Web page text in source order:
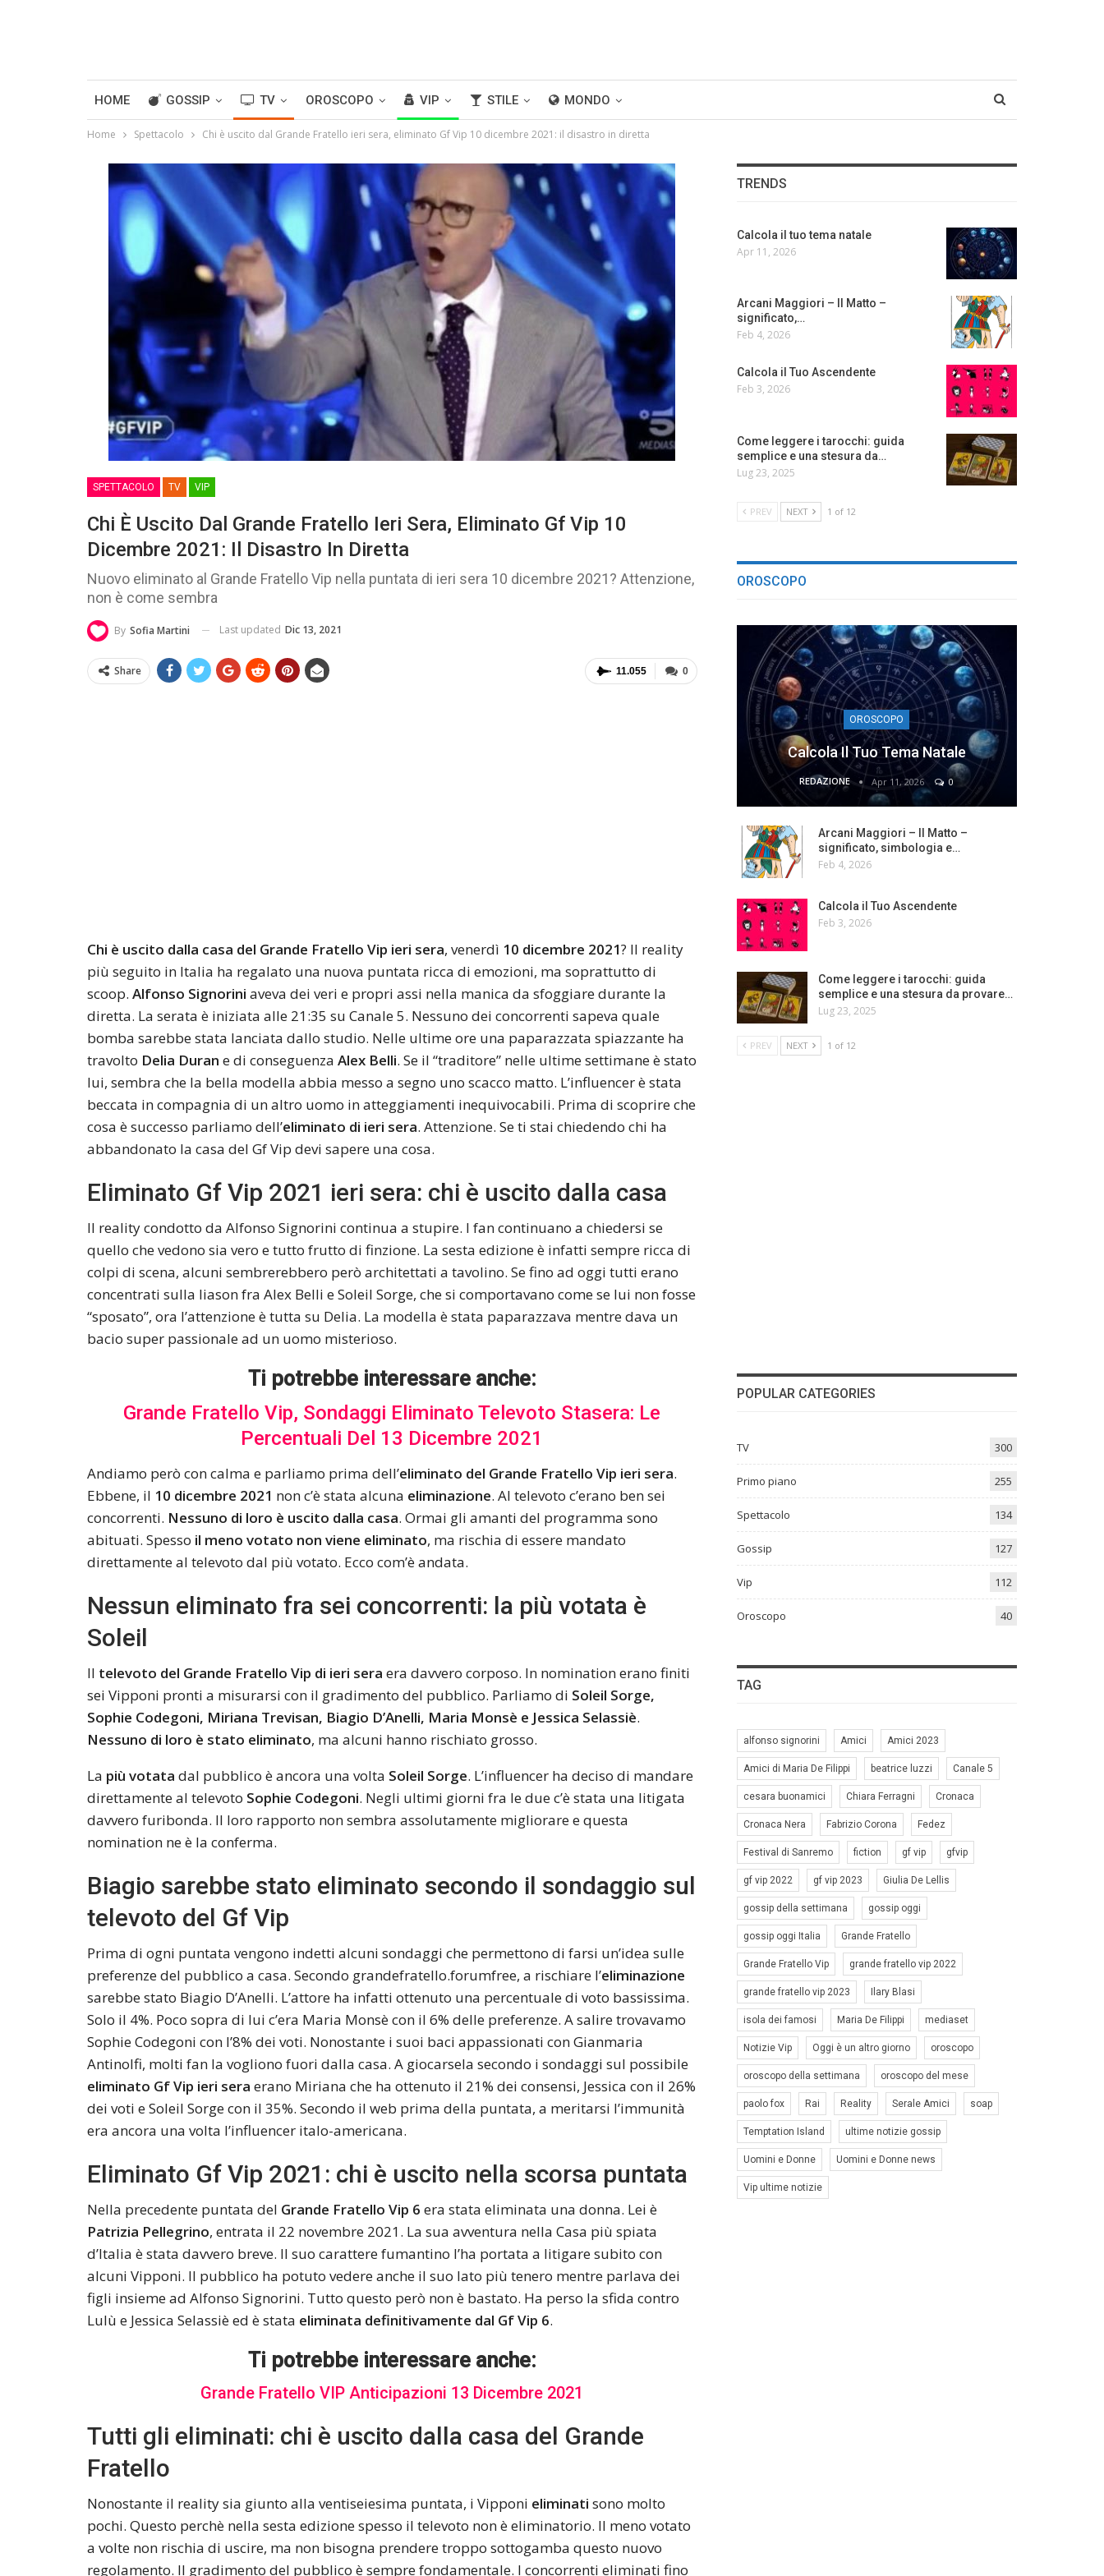
HOME GOSSIP TV OROSCOPO VIP STILE MONDO
Home Spettacolo Chi è uscito dal Grande Fratello ieri sera, eliminato Gf Vip 10 dicembre 2021: il disastro in diretta
SPETTACOLO TV VIP
Chi È Uscito Dal Grande Fratello Ieri Sera, Eliminato Gf Vip 10
Dicembre 2021: Il Disastro In Diretta
Nuovo eliminato al Grande Fratello Vip nella puntata di ieri sera 10 dicembre 2021? Attenzione,
non è come sembra
By Sofia Martini Last updated Dic 13, 2021
0
11.055
Share
Chi è uscito dalla casa del Grande Fratello Vip ieri sera, venerdì 10 dicembre 2021? Il reality
più seguito in Italia ha regalato una nuova puntata ricca di emozioni, ma soprattutto di
scoop. Alfonso Signorini aveva dei veri e propri assi nella manica da sfoggiare durante la
diretta. La serata è iniziata alle 21:35 su Canale 5. Nessuno dei concorrenti sapeva quale
bomba sarebbe stata lanciata dallo studio. Nelle ultime ore una paparazzata spiazzante ha
travolto Delia Duran e di conseguenza Alex Belli. Se il “traditore” nelle ultime settimane è stato
lui, sembra che la bella modella abbia messo a segno uno scacco matto. L’influencer è stata
beccata in compagnia di un altro uomo in atteggiamenti inequivocabili. Prima di scoprire che
cosa è successo parliamo dell’eliminato di ieri sera. Attenzione. Se ti stai chiedendo chi ha
abbandonato la casa del Gf Vip devi sapere una cosa.
Eliminato Gf Vip 2021 ieri sera: chi è uscito dalla casa
Il reality condotto da Alfonso Signorini continua a stupire. I fan continuano a chiedersi se
quello che vedono sia vero e tutto frutto di finzione. La sesta edizione è infatti sempre ricca di
colpi di scena, alcuni sembrerebbero però architettati a tavolino. Se fino ad oggi tutti erano
concentrati sulla liason fra Alex Belli e Soleil Sorge, che si comportavano come se lui non fosse
“sposato”, ora l’attenzione è tutta su Delia. La modella è stata paparazzava mentre dava un
bacio super passionale ad un uomo misterioso.
Ti potrebbe interessare anche:
Grande Fratello Vip, Sondaggi Eliminato Televoto Stasera: Le
Percentuali Del 13 Dicembre 2021
Andiamo però con calma e parliamo prima dell’eliminato del Grande Fratello Vip ieri sera.
Ebbene, il 10 dicembre 2021 non c’è stata alcuna eliminazione. Al televoto c’erano ben sei
concorrenti. Nessuno di loro è uscito dalla casa. Ormai gli amanti del programma sono
abituati. Spesso il meno votato non viene eliminato, ma rischia di essere mandato
direttamente al televoto dal più votato. Ecco com’è andata.
Nessun eliminato fra sei concorrenti: la più votata è
Soleil
Il televoto del Grande Fratello Vip di ieri sera era davvero corposo. In nomination erano finiti
sei Vipponi pronti a misurarsi con il gradimento del pubblico. Parliamo di Soleil Sorge,
Sophie Codegoni, Miriana Trevisan, Biagio D’Anelli, Maria Monsè e Jessica Selassiè.
Nessuno di loro è stato eliminato, ma alcuni hanno rischiato grosso.
La più votata dal pubblico è ancora una volta Soleil Sorge. L’influencer ha deciso di mandare
direttamente al televoto Sophie Codegoni. Negli ultimi giorni fra le due c’è stata una litigata
davvero furibonda. Il loro rapporto non sembra assolutamente migliorare e questa
nomination ne è la conferma.
Biagio sarebbe stato eliminato secondo il sondaggio sul
televoto del Gf Vip
Prima di ogni puntata vengono indetti alcuni sondaggi che permettono di farsi un’idea sulle
preferenze del pubblico a casa. Secondo grandefratello.forumfree, a rischiare l’eliminazione
sarebbe stato Biagio D’Anelli. L’attore ha infatti ottenuto una percentuale di voto bassissima.
Solo il 4%. Poco sopra di lui c’era Maria Monsè con il 6% delle preferenze. A salire trovavamo
Sophie Codegoni con l’8% dei voti. Nonostante i suoi baci appassionati con Gianmaria
Antinolfi, molti fan la vogliono fuori dalla casa. A giocarsela secondo i sondaggi sul possibile
eliminato Gf Vip ieri sera erano Miriana che ha ottenuto il 21% dei consensi, Jessica con il 26%
dei voti e Soleil Sorge con il 35%. Secondo il web prima della puntata, a meritarsi l’immunità
era ancora una volta l’influencer italo-americana.
Eliminato Gf Vip 2021: chi è uscito nella scorsa puntata
Nella precedente puntata del Grande Fratello Vip 6 era stata eliminata una donna. Lei è
Patrizia Pellegrino, entrata il 22 novembre 2021. La sua avventura nella Casa più spiata
d’Italia è stata davvero breve. Il suo carattere fumantino l’ha portata a litigare subito con
alcuni Vipponi. Il pubblico ha potuto vedere anche il suo lato più tenero mentre parlava dei
figli insieme ad Alfonso Signorini. Tutto questo però non è bastato. Ha perso la sfida contro
Lulù e Jessica Selassiè ed è stata eliminata definitivamente dal Gf Vip 6.
Ti potrebbe interessare anche:
Grande Fratello VIP Anticipazioni 13 Dicembre 2021
Tutti gli eliminati: chi è uscito dalla casa del Grande
Fratello
Nonostante il reality sia giunto alla ventiseiesima puntata, i Vipponi eliminati sono molto
pochi. Questo perchè nella sesta edizione spesso il televoto non è eliminatorio. Il meno votato
a volte non rischia di uscire, ma non bisogna prendere troppo sottogamba questo nuovo
regolamento. Il gradimento del pubblico è sempre fondamentale. I concorrenti eliminati fino
TRENDS
Calcola il tuo tema natale
Apr 11, 2026
Arcani Maggiori – Il Matto –
significato,…
Feb 4, 2026
Calcola il Tuo Ascendente
Feb 3, 2026
Come leggere i tarocchi: guida
semplice e una stesura da…
Lug 23, 2025
PREV NEXT 1 of 12
OROSCOPO
OROSCOPO
Calcola Il Tuo Tema Natale
REDAZIONE Apr 11, 2026 0
Arcani Maggiori – Il Matto –
significato, simbologia e…
Feb 4, 2026
Calcola il Tuo Ascendente
Feb 3, 2026
Come leggere i tarocchi: guida
semplice e una stesura da provare…
Lug 23, 2025
PREV NEXT 1 of 12
POPULAR CATEGORIES
TV 300
Primo piano 255
Spettacolo 134
Gossip 127
Vip 112
Oroscopo 40
TAG
alfonso signorini Amici Amici 2023
Amici di Maria De Filippi beatrice luzzi Canale 5
cesara buonamici Chiara Ferragni Cronaca
Cronaca Nera Fabrizio Corona Fedez
Festival di Sanremo fiction gf vip gfvip
gf vip 2022 gf vip 2023 Giulia De Lellis
gossip della settimana gossip oggi
gossip oggi Italia Grande Fratello
Grande Fratello Vip grande fratello vip 2022
grande fratello vip 2023 Ilary Blasi
isola dei famosi Maria De Filippi mediaset
Notizie Vip Oggi è un altro giorno oroscopo
oroscopo della settimana oroscopo del mese
paolo fox Rai Reality Serale Amici soap
Temptation Island ultime notizie gossip
Uomini e Donne Uomini e Donne news
Vip ultime notizie